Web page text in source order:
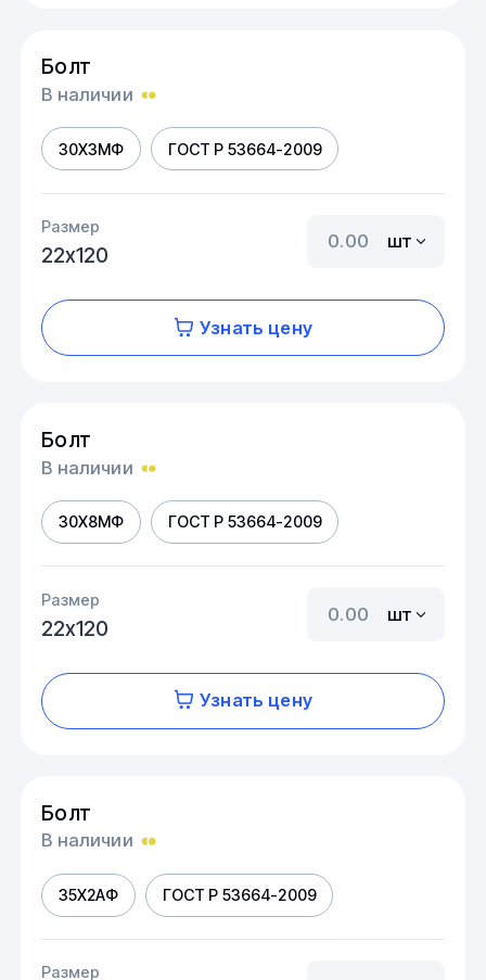
Болт
В наличии
30Х3МФ ГОСТ Р 53664-2009
Размер
22х120
шт
Узнать цену
Болт
В наличии
30Х8МФ ГОСТ Р 53664-2009
Размер
22х120
шт
Узнать цену
Болт
В наличии
35Х2АФ ГОСТ Р 53664-2009
Размер